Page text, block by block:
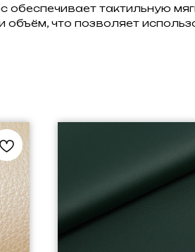
тактильную
объём, что позволяет